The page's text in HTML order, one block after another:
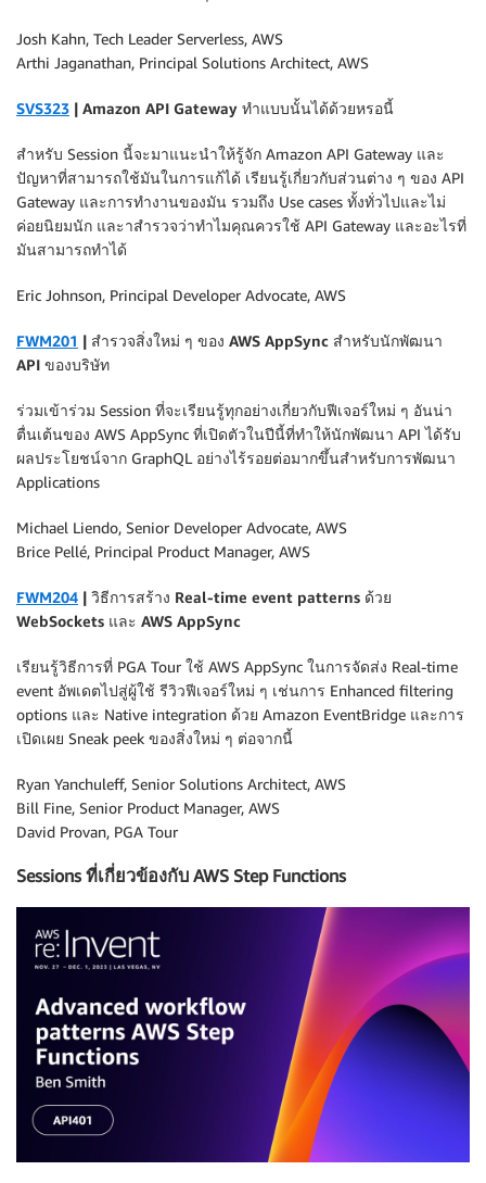
Josh Kahn, Tech Leader Serverless, AWS
Arthi Jaganathan, Principal Solutions Architect, AWS
SVS323 | Amazon API Gateway ทำแบบนั้นได้ด้วยหรอนี้
สำหรับ Session นี้จะมาแนะนำให้รู้จัก Amazon API Gateway และ
ปัญหาที่สามารถใช้มันในการแก้ได้ เรียนรู้เกี่ยวกับส่วนต่าง ๆ ของ API
Gateway และการทำงานของมัน รวมถึง Use cases ทั้งทั่วไปและไม่
ค่อยนิยมนัก และาสำรวจว่าทำไมคุณควรใช้ API Gateway และอะไรที่
มันสามารถทำได้
Eric Johnson, Principal Developer Advocate, AWS
FWM201 | สำรวจสิ่งใหม่ ๆ ของ AWS AppSync สำหรับนักพัฒนา
API ของบริษัท
ร่วมเข้าร่วม Session ที่จะเรียนรู้ทุกอย่างเกี่ยวกับฟีเจอร์ใหม่ ๆ อันน่า
ตื่นเต้นของ AWS AppSync ที่เปิดตัวในปีนี้ที่ทำให้นักพัฒนา API ได้รับ
ผลประโยชน์จาก GraphQL อย่างไร้รอยต่อมากขึ้นสำหรับการพัฒนา
Applications
Michael Liendo, Senior Developer Advocate, AWS
Brice Pellé, Principal Product Manager, AWS
FWM204 | วิธีการสร้าง Real-time event patterns ด้วย
WebSockets และ AWS AppSync
เรียนรู้วิธีการที่ PGA Tour ใช้ AWS AppSync ในการจัดส่ง Real-time
event อัพเดตไปสู่ผู้ใช้ รีวิวฟีเจอร์ใหม่ ๆ เช่นการ Enhanced filtering
options และ Native integration ด้วย Amazon EventBridge และการ
เปิดเผย Sneak peek ของสิ่งใหม่ ๆ ต่อจากนี้
Ryan Yanchuleff, Senior Solutions Architect, AWS
Bill Fine, Senior Product Manager, AWS
David Provan, PGA Tour
Sessions ที่เกี่ยวข้องกับ AWS Step Functions